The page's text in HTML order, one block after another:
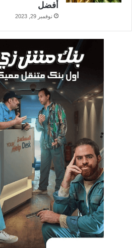
أفضل
نوفمبر 29, 2023